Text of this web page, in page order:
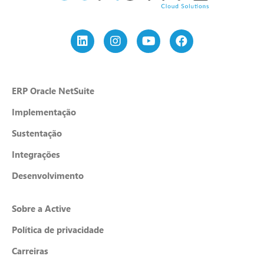
ERP Oracle NetSuite
Implementação
Sustentação
Integrações
Desenvolvimento
Sobre a Active
Política de privacidade
Carreiras